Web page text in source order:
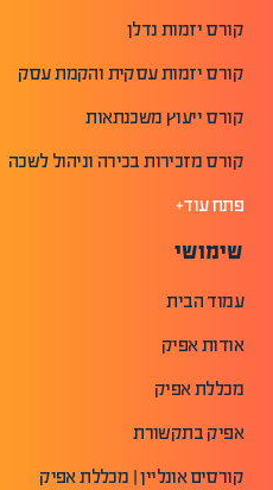
קורס יזמות נדלן
קורס יזמות עסקית והקמת עסק
קורס ייעוץ משכנתאות
קורס מזכירות בכירה וניהול לשכה
פתח עוד+
שימושי
עמוד הבית
אודות אפיק
מכללת אפיק
אפיק בתקשורת
קורסים אונליין | מכללת אפיק